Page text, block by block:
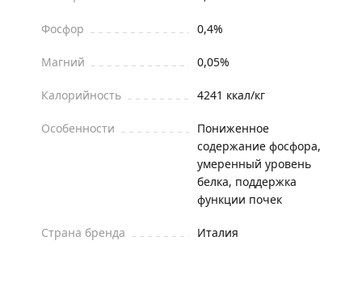
Фосфор 0,4%
Магний 0,05%
Калорийность 4241 ккал/кг
Особенности
Пониженное
содержание фосфора,
умеренный уровень
белка, поддержка
функции почек
Страна бренда Италия